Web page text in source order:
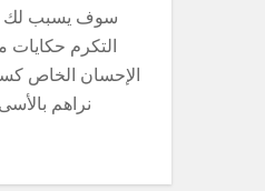
سوف يسبب لك
التكرم
الإحسان الخاص
نراهم